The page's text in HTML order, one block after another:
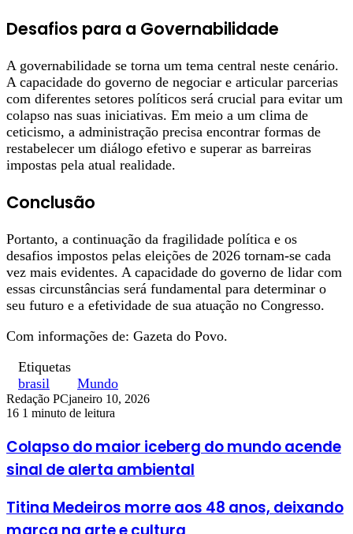
Desafios para a Governabilidade
A governabilidade se torna um tema central neste cenário.
A capacidade do governo de negociar e articular parcerias
com diferentes setores políticos será crucial para evitar um
colapso nas suas iniciativas. Em meio a um clima de
ceticismo, a administração precisa encontrar formas de
restabelecer um diálogo efetivo e superar as barreiras
impostas pela atual realidade.
Conclusão
Portanto, a continuação da fragilidade política e os
desafios impostos pelas eleições de 2026 tornam-se cada
vez mais evidentes. A capacidade do governo de lidar com
essas circunstâncias será fundamental para determinar o
seu futuro e a efetividade de sua atuação no Congresso.
Com informações de: Gazeta do Povo.
Etiquetas
brasil
Mundo
Redação PCjaneiro 10, 2026
16 1 minuto de leitura
Colapso do maior iceberg do mundo acende
sinal de alerta ambiental
Titina Medeiros morre aos 48 anos, deixando